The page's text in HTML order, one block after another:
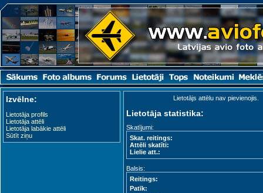
Izvēlne:
Lietotāja profils
Lietotāja attēli
Lietotāja labākie attēli
Sūtīt ziņu
Lietotājs attēlu nav pievienojis.
Lietotāja statistika:
Skatījumi:
Skat. reitings:
Attēli skatīti:
Lielie att.:
Balsis:
Reitings:
Patīk: